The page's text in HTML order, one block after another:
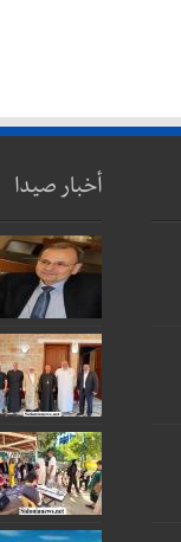
أخبار صيدا